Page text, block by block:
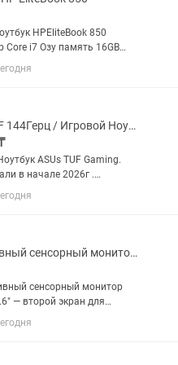
HPEliteBook 850
память 16GB
Видеокарта AMD R7 M260X
защита по отпечатку пальца
монитор в...
ASUS TUF 144Герц / Игровой Ноутбук/ Озу-16/ RTX
ASUs TUF Gaming.
в начале 2026г .
бережно и аккуратно
. 15,6 Дюймовый
Портативный сенсорный монитор AVRON 15.6 второй экран для работы
сенсорный монитор
— второй экран для
смартфона! Нужен
экран, который
легко подключается к...